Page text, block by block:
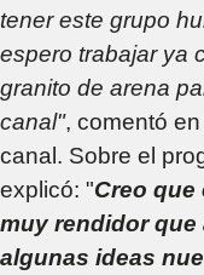
tener este grupo
espero trabajar ya
granito de arena
canal", comentó
canal. Sobre el
explicó: "Creo que
muy rendidor que
algunas ideas